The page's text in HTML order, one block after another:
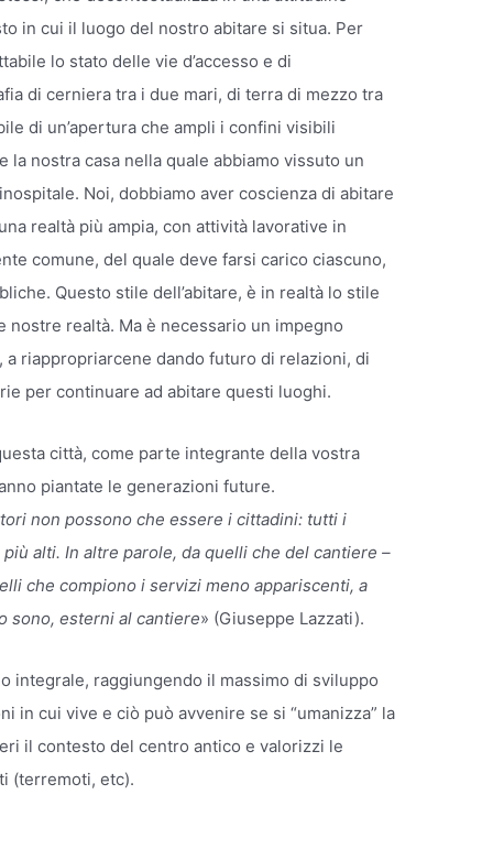
in cui il luogo del nostro abitare si situa. Per
lo stato delle vie d’accesso e di
di cerniera tra i due mari, di terra di mezzo tra
di un’apertura che ampli i confini visibili
la nostra casa nella quale abbiamo vissuto un
Noi, dobbiamo aver coscienza di abitare
realtà più ampia, con attività lavorative in
comune, del quale deve farsi carico ciascuno,
Questo stile dell’abitare, è in realtà lo stile
realtà. Ma è necessario un impegno
riappropriarcene dando futuro di relazioni, di
per continuare ad abitare questi luoghi.
città, come parte integrante della vostra
piantate le generazioni future.
non possono che essere i cittadini: tutti i
alti. In altre parole, da quelli che del cantiere –
che compiono i servizi meno appariscenti, a
sono, esterni al cantiere» (Giuseppe Lazzati).
integrale, raggiungendo il massimo di sviluppo
in cui vive e ciò può avvenire se si “umanizza” la
il contesto del centro antico e valorizzi le
(terremoti, etc).